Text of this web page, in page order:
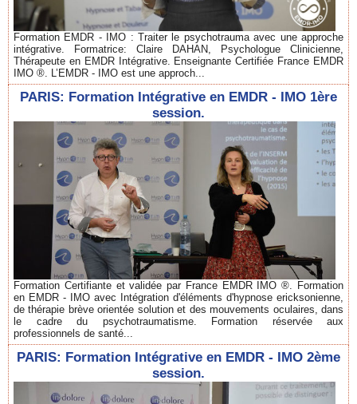
Formation EMDR - IMO : Traiter le psychotrauma avec une approche
intégrative. Formatrice: Claire DAHAN, Psychologue Clinicienne,
Thérapeute en EMDR Intégrative. Enseignante Certifiée France EMDR
IMO ®. L’EMDR - IMO est une approch...
PARIS: Formation Intégrative en EMDR - IMO 1ère
session.
Formation Certifiante et validée par France EMDR IMO ®. Formation
en EMDR - IMO avec Intégration d'éléments d'hypnose ericksonienne,
de thérapie brève orientée solution et des mouvements oculaires, dans
le cadre du psychotraumatisme. Formation réservée aux
professionnels de santé...
PARIS: Formation Intégrative en EMDR - IMO 2ème
session.